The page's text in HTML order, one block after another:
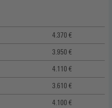
4.370 €
3.950 €
4.110 €
3.610 €
4.100 €